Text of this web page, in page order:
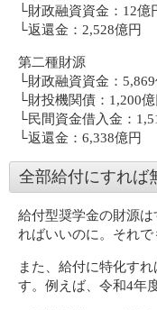
└財政融資資金：12億
└返還金：2,528億円
第二種財源
└財政融資資金：5,869
└財投機関債：1,200億
└民間資金借入金：
└返還金：6,338億円
全部給付にすれば
給付型奨学金の財源
ればいいのに。それで
また、給付に特化す
す。例えば、令和4年